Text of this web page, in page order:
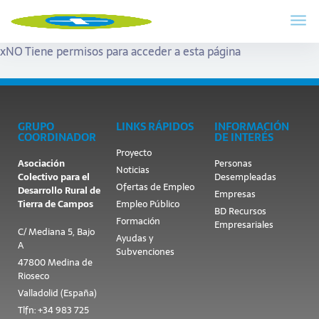
xNO Tiene permisos para acceder a esta página
GRUPO
COORDINADOR
Asociación
Colectivo para el
Desarrollo Rural de
Tierra de Campos
C/ Mediana 5, Bajo
A
47800 Medina de
Rioseco
Valladolid (España)
Tlfn: +34 983 725
LINKS RÁPIDOS
Proyecto
Noticias
Ofertas de Empleo
Empleo Público
Formación
Ayudas y
Subvenciones
INFORMACIÓN
DE INTERÉS
Personas
Desempleadas
Empresas
BD Recursos
Empresariales